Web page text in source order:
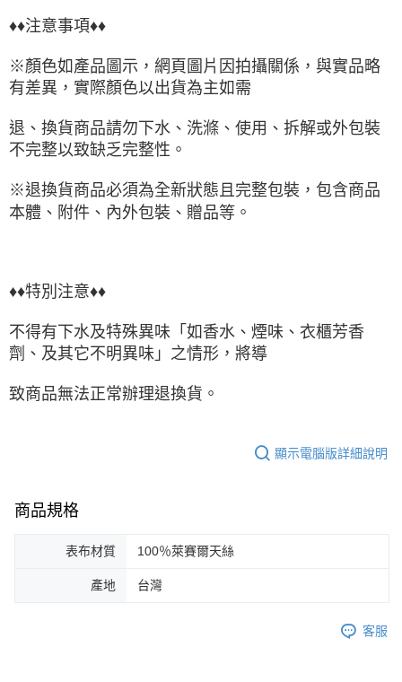
♦♦注意事項♦♦
※顏色如產品圖示，網頁圖片因拍攝關係，與實品略
有差異，實際顏色以出貨為主如需
退、換貨商品請勿下水、洗滌、使用、拆解或外包裝
不完整以致缺乏完整性。
※退換貨商品必須為全新狀態且完整包裝，包含商品
本體、附件、內外包裝、贈品等。
♦♦特別注意♦♦
不得有下水及特殊異味「如香水、煙味、衣櫃芳香
劑、及其它不明異味」之情形，將導
致商品無法正常辦理退換貨。
顯示電腦版詳細說明
商品規格
表布材質 100％萊賽爾天絲
產地 台灣
客服